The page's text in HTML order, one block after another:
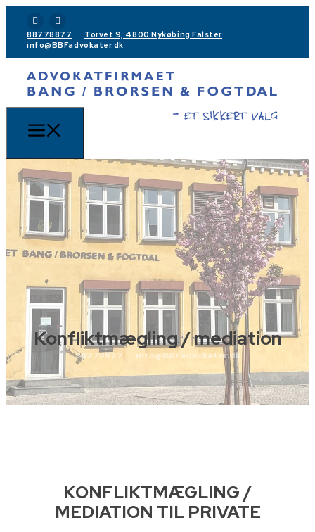
88778877
Torvet 9, 4800 Nykøbing Falster
info@BBFadvokater.dk
Konfliktmægling / mediation
88778877 info@BBFadvokater.dk
KONFLIKTMÆGLING /
MEDIATION TIL PRIVATE​